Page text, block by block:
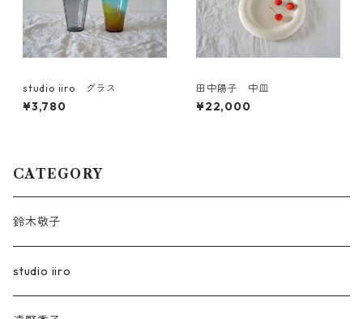
studio iiro グラス
¥3,780
田中陽子 中皿
¥22,000
CATEGORY
鈴木敬子
studio iiro